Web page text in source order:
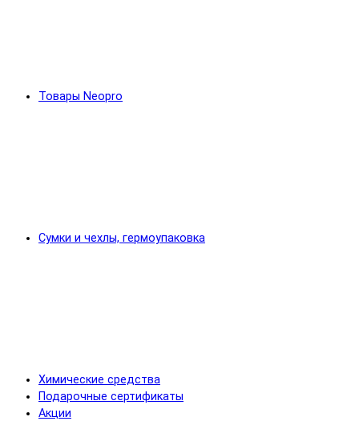
Товары Neopro
Сумки и чехлы, гермоупаковка
Химические средства
Подарочные сертификаты
Акции